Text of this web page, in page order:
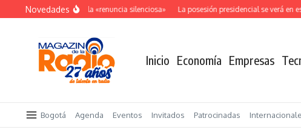
Saltar al contenido
Novedades
El costo oculto de la «renuncia silenciosa» La posesión presidencial se verá en
Inicio Economía Empresas
Bogotá Agenda Eventos Invitados Patrocinadas